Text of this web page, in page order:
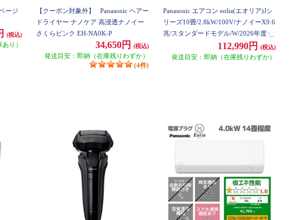
ージ
(税込)
り）
【クーポン対象外】
Panasonic ヘアー
ドライヤー ナノケア 高浸透ナノイー
さくらピンク EH-NA0K-P
34,650円 (税込)
発送目安：即納（在庫残りわずか）
(4件)
Panasonic エアコン eolia(エオリア)Jシ
リーズ10畳/2.8kW/100V/ナノイーX9.6
兆/スタンダードモデル/W/2026年度 C
112,990円 (税込)
発送目安：即納（在庫残りわずか）